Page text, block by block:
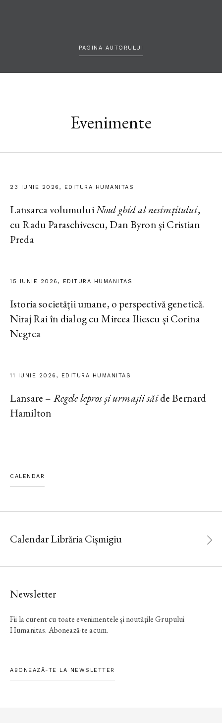
PAGINA AUTORULUI
Evenimente
23 IUNIE 2026, EDITURA HUMANITAS
Lansarea volumuluiNoul ghid al nesimțitului,
cu Radu Paraschivescu, Dan Byron și Cristian
Preda
15 IUNIE 2026, EDITURA HUMANITAS
Istoria societății umane, o perspectivă genetică.
Niraj Rai în dialog cu Mircea Iliescu și Corina
Negrea
11 IUNIE 2026, EDITURA HUMANITAS
Lansare – Regele lepros și urmașii săide Bernard
Hamilton
CALENDAR
Calendar Librăria Cișmigiu
Newsletter
Fii la curent cu toate evenimentele și noutățile Grupului
Humanitas. Abonează-te acum.
ABONEAZĂ-TE LA NEWSLETTER